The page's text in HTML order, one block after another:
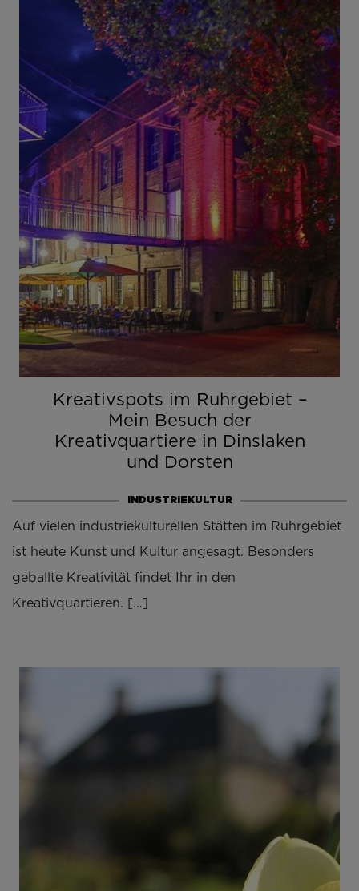
Kreativspots im Ruhrgebiet –
Mein Besuch der
Kreativquartiere in Dinslaken
und Dorsten
INDUSTRIEKULTUR
Auf vielen industriekulturellen Stätten im Ruhrgebiet
ist heute Kunst und Kultur angesagt. Besonders
geballte Kreativität findet Ihr in den
Kreativquartieren. […]